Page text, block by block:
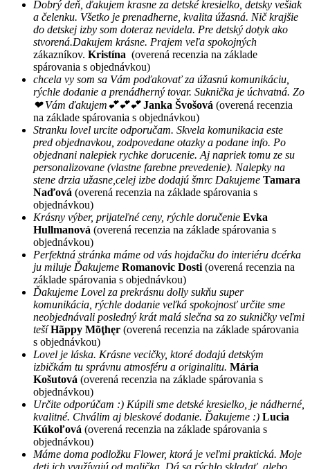
Dobrý deň, ďakujem krasne za detské kresielko, detsky vešiak
a čelenku. Všetko je prenadherne, kvalita úžasná. Nič krajšie
do detskej izby som doteraz nevidela. Pre detský dotyk ako
stvorená.Dakujem krásne. Prajem veľa spokojných
zákazníkov. Kristína (overená recenzia na základe
spárovania s objednávkou)
chcela vy som sa Vám poďakovať za úžasnú komunikáciu,
rýchle dodanie a prenádherný tovar. Suknička je úchvatná. Zo
❤ Vám ďakujem💕💕💕 Janka Švošová (overená recenzia
na základe spárovania s objednávkou)
Stranku lovel urcite odporučam. Skvela komunikacia este
pred objednavkou, zodpovedane otazky a podane info. Po
objednani nalepiek rychke dorucenie. Aj napriek tomu ze su
personalizovane (vlastne farebne prevedenie). Nalepky na
stene drzia užasne,celej izbe dodajú šmrc Dakujeme Tamara
Naďová (overená recenzia na základe spárovania s
objednávkou)
Krásny výber, prijateľné ceny, rýchle doručenie Evka
Hullmanová (overená recenzia na základe spárovania s
objednávkou)
Perfektná stránka máme od vás hojdačku do interiéru dcérka
ju miluje Ďakujeme Romanovic Dosti (overená recenzia na
základe spárovania s objednávkou)
Ďakujeme Lovel za prekrásnu dolly sukňu super
komunikácia, rýchle dodanie veľká spokojnosť určite sme
neobjednávali posledný krát malá slečna sa zo sukničky veľmi
tešíHãppy Mõţhęr (overená recenzia na základe spárovania
s objednávkou)
Lovel je láska. Krásne vecičky, ktoré dodajú detským
izbičkám tu správnu atmosféru a originalitu. Mária
Košutová (overená recenzia na základe spárovania s
objednávkou)
Určite odporúčam :) Kúpili sme detské kresielko, je nádherné,
kvalitné. Chválim aj bleskové dodanie. Ďakujeme :) Lucia
Kúkoľová (overená recenzia na základe spárovania s
objednávkou)
Máme doma podložku Flower, ktorá je veľmi praktická. Moje
deti ich využívajú od malička. Dá sa rýchlo skladať, alebo